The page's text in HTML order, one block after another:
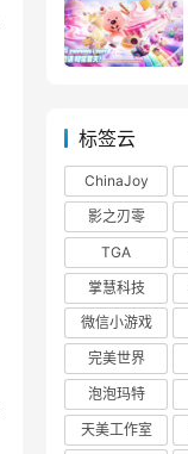
标签云
ChinaJoy
影之刃零
TGA
掌慧科技
微信小游戏
完美世界
泡泡玛特
天美工作室